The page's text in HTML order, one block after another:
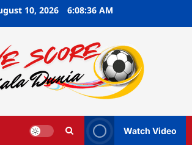
10, 2026 6:08:37 AM
Watch Video